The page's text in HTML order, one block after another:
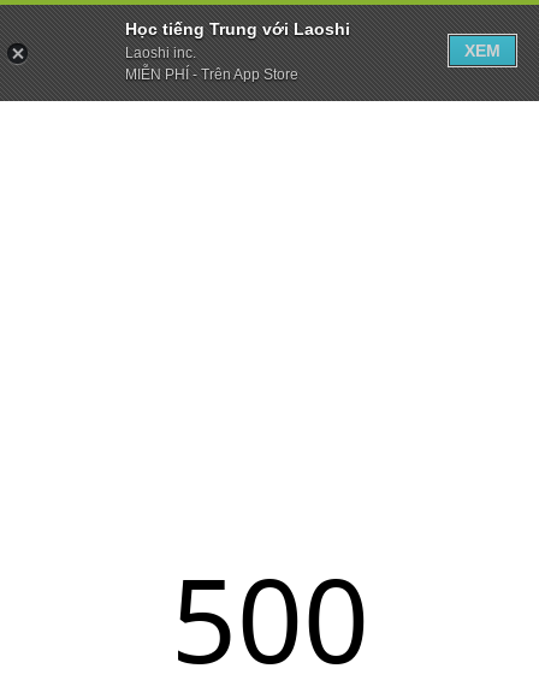
Học tiếng Trung với Laoshi
Laoshi inc.
MIỄN PHÍ - Trên App Store
XEM
500